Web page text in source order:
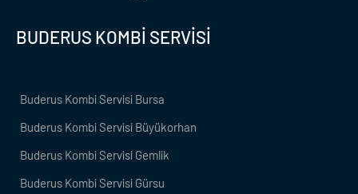
BUDERUS KOMBİ SERVİSİ
Buderus Kombi Servisi Bursa
Buderus Kombi Servisi Büyükorhan
Buderus Kombi Servisi Gemlik
Buderus Kombi Servisi Gürsu